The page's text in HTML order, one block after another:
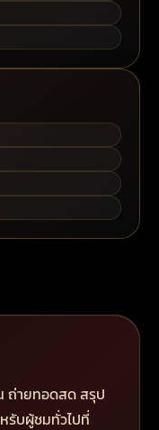
ถ่ายทอดสด สรุป
รับผู้ชมทั่วไปที่